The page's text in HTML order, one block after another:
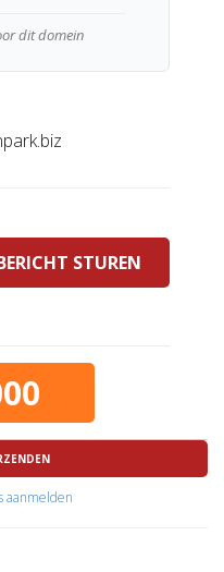
dit domein
STUREN
aanmelden